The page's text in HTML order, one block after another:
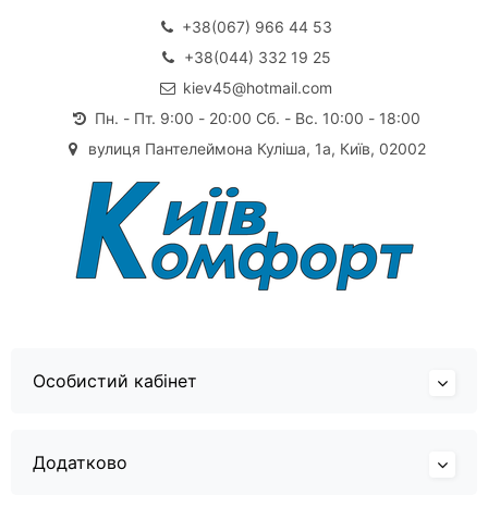
+38(067) 966 44 53
+38(044) 332 19 25
kiev45@hotmail.com
Пн. - Пт. 9:00 - 20:00 Сб. - Вс. 10:00 - 18:00
вулиця Пантелеймона Куліша, 1а, Київ, 02002
Особистий кабінет
Додатково